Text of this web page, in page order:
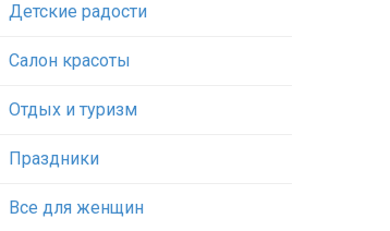
Детские радости
Салон красоты
Отдых и туризм
Праздники
Все для женщин